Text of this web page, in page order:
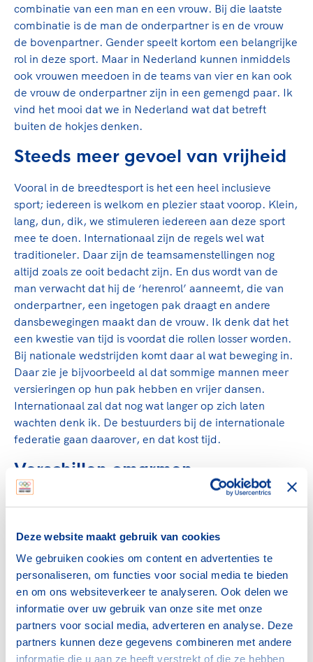
Deze website maakt gebruik van cookies
We gebruiken cookies om content en advertenties te
personaliseren, om functies voor social media te bieden
en om ons websiteverkeer te analyseren. Ook delen we
informatie over uw gebruik van onze site met onze
partners voor social media, adverteren en analyse. Deze
partners kunnen deze gegevens combineren met andere
informatie die u aan ze heeft verstrekt of die ze hebben
combinatie van een man en een vrouw. Bij die laatste
combinatie is de man de onderpartner is en de vrouw
de bovenpartner. Gender speelt kortom een belangrijke
rol in deze sport. Maar in Nederland kunnen inmiddels
ook vrouwen meedoen in de teams van vier en kan ook
de vrouw de onderpartner zijn in een gemengd paar. Ik
vind het mooi dat we in Nederland wat dat betreft
buiten de hokjes denken.
Steeds meer gevoel van vrijheid
Vooral in de breedtesport is het een heel inclusieve
sport; iedereen is welkom en plezier staat voorop. Klein,
lang, dun, dik, we stimuleren iedereen aan deze sport
mee te doen. Internationaal zijn de regels wel wat
traditioneler. Daar zijn de teamsamenstellingen nog
altijd zoals ze ooit bedacht zijn. En dus wordt van de
man verwacht dat hij de ‘herenrol’ aanneemt, die van
onderpartner, een ingetogen pak draagt en andere
dansbewegingen maakt dan de vrouw. Ik denk dat het
een kwestie van tijd is voordat die rollen losser worden.
Bij nationale wedstrijden komt daar al wat beweging in.
Daar zie je bijvoorbeeld al dat sommige mannen meer
versieringen op hun pak hebben en vrijer dansen.
Internationaal zal dat nog wat langer op zich laten
wachten denk ik. De bestuurders bij de internationale
federatie gaan daarover, en dat kost tijd.
Verschillen omarmen
Dat ik op mannen val is nooit een issue. Maar toen ik op
voor de reacties uit mijn omgeving. Ik woonde in een
klein dorp en verwachtte onbegrip. Ik moest
bijvoorbeeld denken aan die keer dat ik op de
basisschool op mijn nieuwe fiets aankwam. Ik had
gekozen voor een met een lage stang, een meisjesfiets
dus. Daar werd toen heel lacherig over gedaan. Een
jongen op een meisjesfiets! Dus ik dacht: als dat al
ingewikkeld is, hoe zullen ze hier dan op reageren?